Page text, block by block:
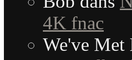
4K fnac
We've Met